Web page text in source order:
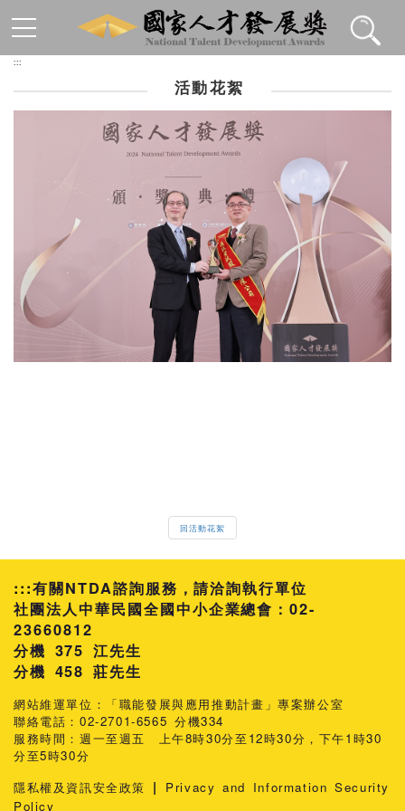
:::
活動花絮
回活動花絮
:::有關NTDA諮詢服務，請洽詢執行單位
社團法人中華民國全國中小企業總會：02-
23660812
分機 375 江先生
458 莊先生
網站維運單位：「職能發展與應用推動計畫」專案辦公室
聯絡電話：02-2701-6565 分機334
服務時間：週一至週五 上午8時30分至12時30分，下午1時30
分至5時30分
隱私權及資訊安全政策 |
Privacy and Information Security
Policy